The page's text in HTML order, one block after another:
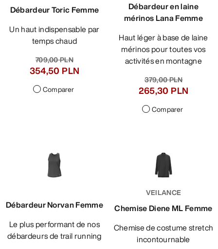
Débardeur Toric Femme
Un haut indispensable par
temps chaud
709,00 PLN
354,50 PLN
Comparer
Débardeur en laine
mérinos Lana Femme
Haut léger à base de laine
mérinos pour toutes vos
activités en montagne
379,00 PLN
265,30 PLN
Comparer
Débardeur Norvan Femme
Le plus performant de nos
débardeurs de trail running
VEILANCE
Chemise Diene ML Femme
Chemise de costume stretch
incontournable